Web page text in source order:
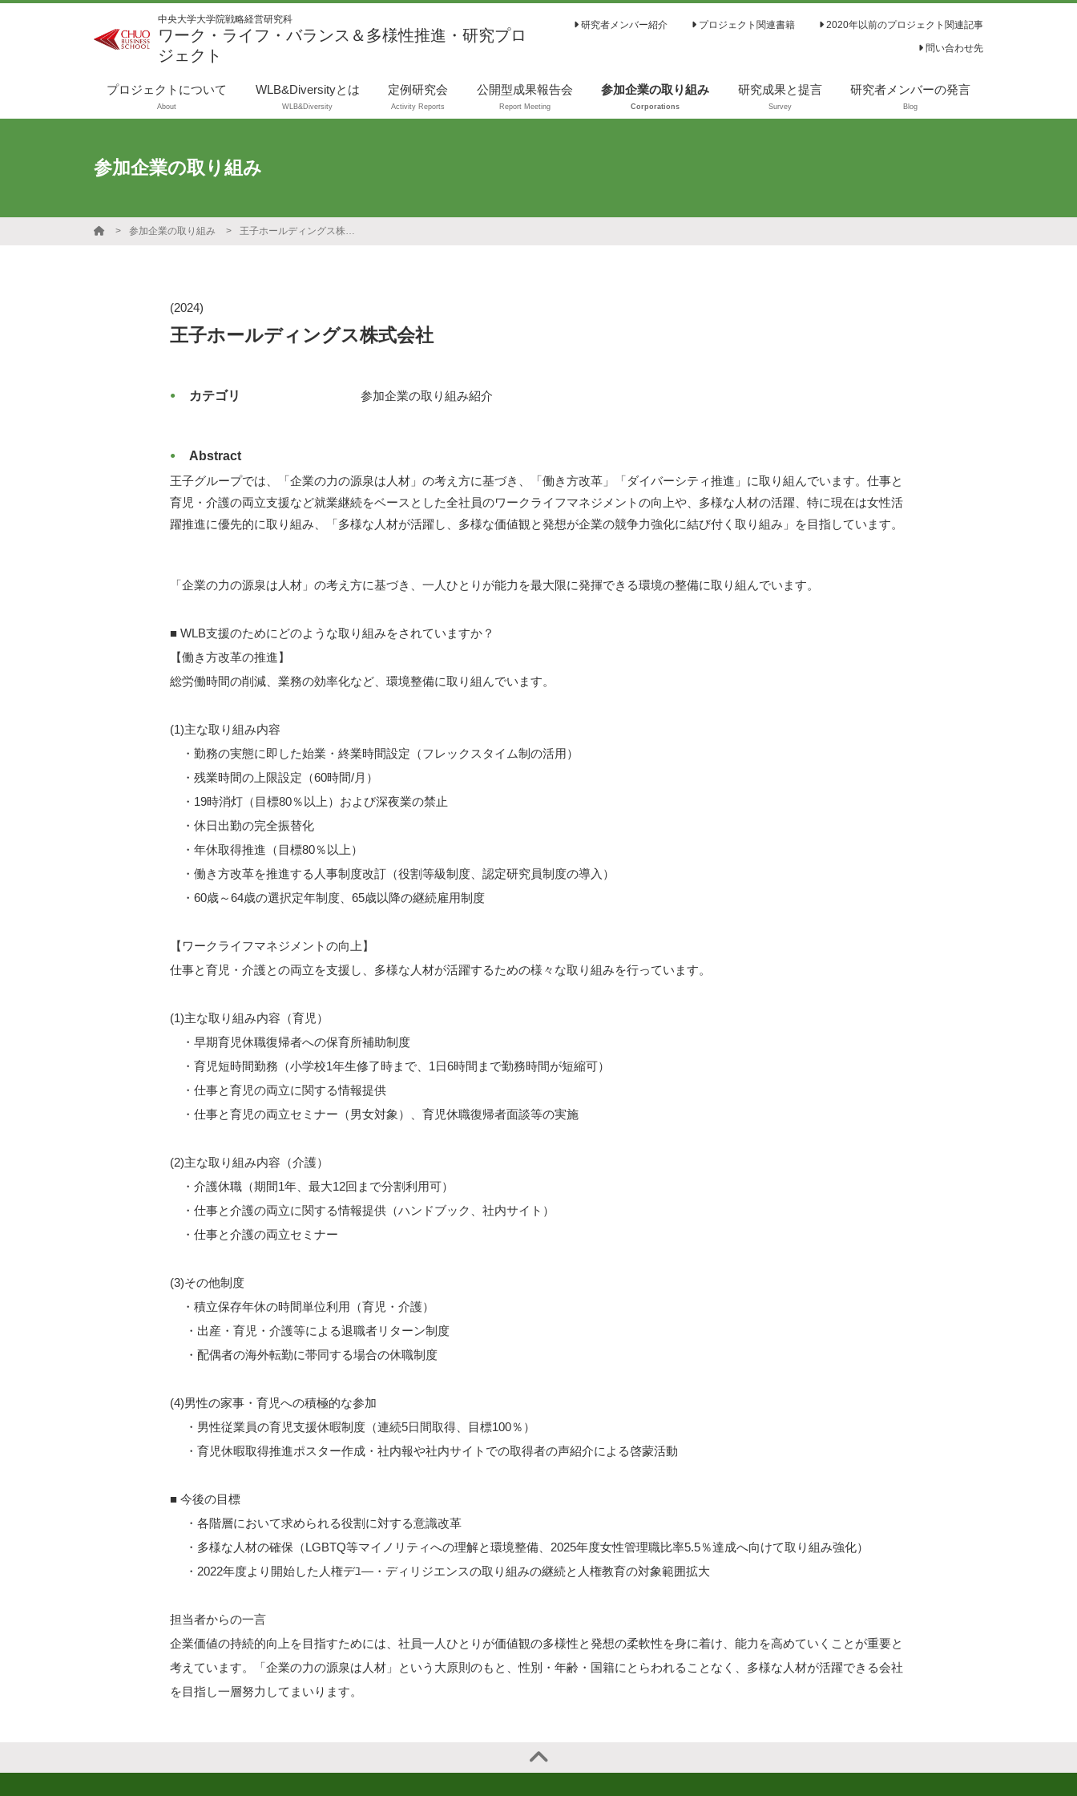
中央大学大学院戦略経営研究科
ワーク・ライフ・バランス＆多様性推進・研究プロ
ジェクト
研究者メンバー紹介 プロジェクト関連書籍 2020年以前のプロジェクト関連記事
問い合わせ先
プロジェクトについて
About
WLB&Diversityとは
WLB&Diversity
定例研究会
Activity Reports
公開型成果報告会
Report Meeting
参加企業の取り組み
Corporations
研究成果と提言
Survey
研究者メンバーの発言
Blog
参加企業の取り組み
参加企業の取り組み 王子ホールディングス株式会社
(2024)
王子ホールディングス株式会社
カテゴリ 参加企業の取り組み紹介
Abstract
王子グループでは、「企業の力の源泉は人材」の考え方に基づき、「働き方改革」「ダイバーシティ推進」に取り組んでいます。仕事と
育児・介護の両立支援など就業継続をベースとした全社員のワークライフマネジメントの向上や、多様な人材の活躍、特に現在は女性活
躍推進に優先的に取り組み、「多様な人材が活躍し、多様な価値観と発想が企業の競争力強化に結び付く取り組み」を目指しています。
「企業の力の源泉は人材」の考え方に基づき、一人ひとりが能力を最大限に発揮できる環境の整備に取り組んでいます。
■ WLB支援のためにどのような取り組みをされていますか？
【働き方改革の推進】
総労働時間の削減、業務の効率化など、環境整備に取り組んでいます。
(1)主な取り組み内容
・勤務の実態に即した始業・終業時間設定（フレックスタイム制の活用）
・残業時間の上限設定（60時間/月）
・19時消灯（目標80％以上）および深夜業の禁止
・休日出勤の完全振替化
・年休取得推進（目標80％以上）
・働き方改革を推進する人事制度改訂（役割等級制度、認定研究員制度の導入）
・60歳～64歳の選択定年制度、65歳以降の継続雇用制度
【ワークライフマネジメントの向上】
仕事と育児・介護との両立を支援し、多様な人材が活躍するための様々な取り組みを行っています。
(1)主な取り組み内容（育児）
・早期育児休職復帰者への保育所補助制度
・育児短時間勤務（小学校1年生修了時まで、1日6時間まで勤務時間が短縮可）
・仕事と育児の両立に関する情報提供
・仕事と育児の両立セミナー（男女対象）、育児休職復帰者面談等の実施
(2)主な取り組み内容（介護）
・介護休職（期間1年、最大12回まで分割利用可）
・仕事と介護の両立に関する情報提供（ハンドブック、社内サイト）
・仕事と介護の両立セミナー
(3)その他制度
・積立保存年休の時間単位利用（育児・介護）
・出産・育児・介護等による退職者リターン制度
・配偶者の海外転勤に帯同する場合の休職制度
(4)男性の家事・育児への積極的な参加
・男性従業員の育児支援休暇制度（連続5日間取得、目標100％）
・育児休暇取得推進ポスター作成・社内報や社内サイトでの取得者の声紹介による啓蒙活動
■ 今後の目標
・各階層において求められる役割に対する意識改革
・多様な人材の確保（LGBTQ等マイノリティへの理解と環境整備、2025年度女性管理職比率5.5％達成へ向けて取り組み強化）
・2022年度より開始した人権デﾕ―・ディリジエンスの取り組みの継続と人権教育の対象範囲拡大
担当者からの一言
企業価値の持続的向上を目指すためには、社員一人ひとりが価値観の多様性と発想の柔軟性を身に着け、能力を高めていくことが重要と
考えています。「企業の力の源泉は人材」という大原則のもと、性別・年齢・国籍にとらわれることなく、多様な人材が活躍できる会社
を目指し一層努力してまいります。